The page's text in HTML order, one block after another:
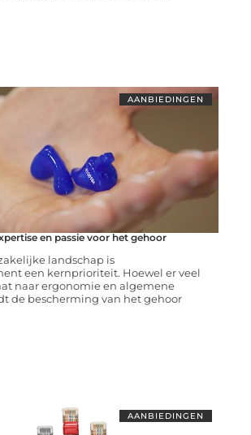
AANBIEDINGEN
en passie voor het gehoor
landschap is
een kernprioriteit. Hoewel er veel
naar ergonomie en algemene
de bescherming van het gehoor
AANBIEDINGEN